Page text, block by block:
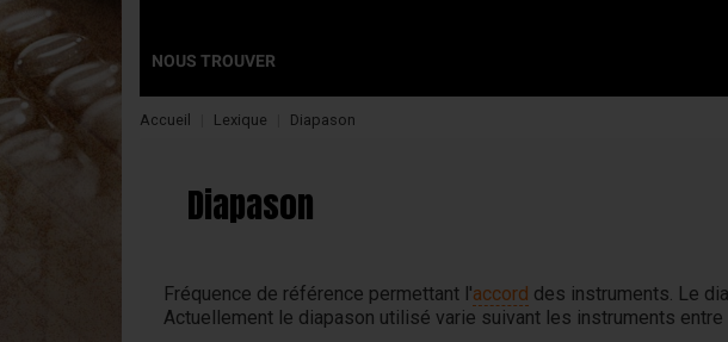
Concertinas
NOUS TROUVER
Accueil Lexique Diapason
Diapason
Fréquence de référence permettant l'accord des instruments. Le
Actuellement le diapason utilisé varie suivant les instruments